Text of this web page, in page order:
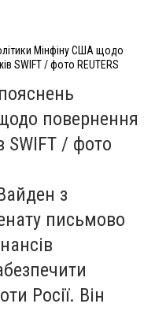
Мінфіну США щодо
SWIFT / фото REUTERS
повернення
SWIFT / фото
з
письмово
Росії. Він